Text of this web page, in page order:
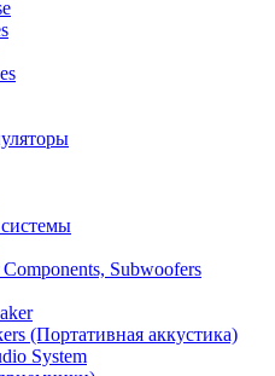
Subwoofers
(Портативная аккустика)
System